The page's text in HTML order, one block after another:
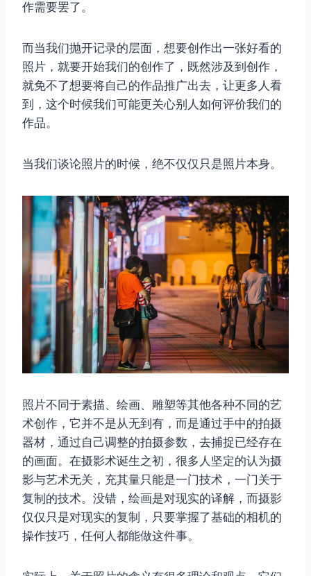
作需要罢了。
而当我们抛开记录的层面，想要创作出一张好看的
照片，就要开始我们的创作了，既然涉及到创作，
就免不了想要将自己的作品推广出去，让更多人看
到，这个时候我们可能更关心别人如何评价我们的
作品。
当我们谈论照片的时候，绝不仅仅只是照片本身。
照片不同于素描、绘画、雕塑等其他各种不同的艺
术创作，它并不是从无到有，而是通过手中的拍摄
器材，通过自己调整的拍摄参数，去捕捉已经存在
的画面。在摄影术诞生之初，很多人坚定的认为摄
影与艺术无关，充其量只能是一门技术，一门关于
复制的技术。没错，绘画是对现实的译解，而摄影
仅仅只是对现实的复制，只要掌握了基础的相机的
操作技巧，任何人都能做这件事。